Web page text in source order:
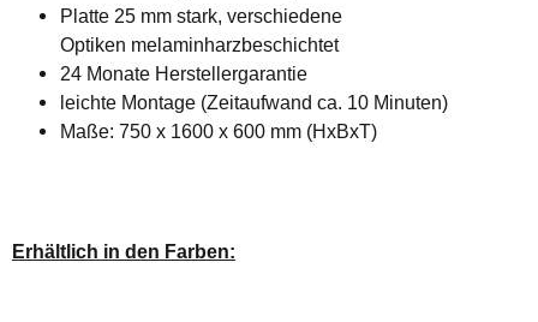
Platte 25 mm stark, verschiedene
Optiken melaminharzbeschichtet
24 Monate Herstellergarantie
leichte Montage (Zeitaufwand ca. 10 Minuten)
Maße: 750 x 1600 x 600 mm (HxBxT)
Erhältlich in den Farben: